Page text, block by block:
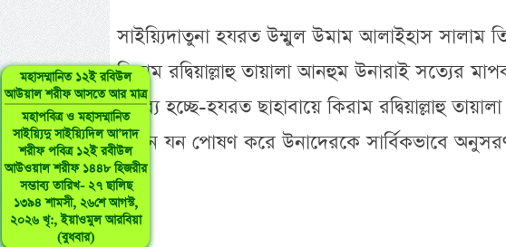
মহাসম্মানিত ১২ই রবিউল
আউয়াল শরীফ আসতে আর মাত্র
মহাপবিত্র ও মহাসম্মানিত
সাইয়্যিদু সাইয়্যিদিল আ’দাদ
শরীফ পবিত্র ১২ই রবীউল
আউওয়াল শরীফ ১৪৪৮ হিজরীর
সম্ভাব্য তারিখ- ২৭ ছালিছ
১৩৯৪ শামসী, ২৬শে আগস্ট,
২০২৬ খৃ:, ইয়াওমুল আরবিয়া
(বুধবার)
সাইয়্যিদাতুনা হযরত উম্মুল উমাম আলাইহাস সালাম
কিরাম রদ্বিয়াল্লাহু তায়ালা আনহুম উনারাই সত্যের
কর্তব্য হচ্ছে-হযরত ছাহাবায়ে কিরাম রদ্বিয়াল্লাহু
হুসনে যন পোষণ করে উনাদেরকে সার্বিকভাবে